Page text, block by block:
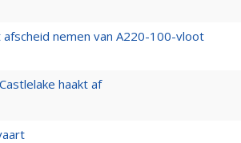
afscheid nemen van A220-100-vloot
haakt af